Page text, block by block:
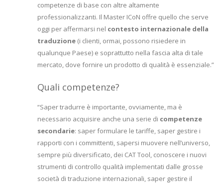
competenze di base con altre altamente
professionalizzanti. Il Master ICoN offre quello che serve
oggi per affermarsi nel contesto internazionale della
traduzione (i clienti, ormai, possono risiedere in
qualunque Paese) e soprattutto nella fascia alta di tale
mercato, dove fornire un prodotto di qualità è essenziale.”
Quali competenze?
“Saper tradurre è importante, ovviamente, ma è
necessario acquisire anche una serie di competenze
secondarie: saper formulare le tariffe, saper gestire i
rapporti con i committenti, sapersi muovere nell’universo,
sempre più diversificato, dei CAT Tool, conoscere i nuovi
strumenti di controllo qualità implementati dalle grosse
società di traduzione internazionali, saper gestire il